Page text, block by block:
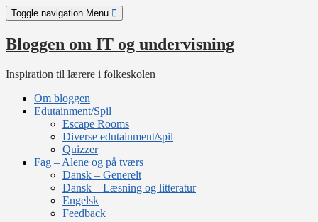
Skip
to
content
Toggle navigation Menu
Bloggen om IT og undervisning
Inspiration til lærere i folkeskolen
Om bloggen
Edutainment/Spil
Escape Rooms
Diverse edutainment/spil
Quizzer
Fag – Alene og på tværs
Dansk – Generelt
Dansk – Læsning og litteratur
Engelsk
Feedback